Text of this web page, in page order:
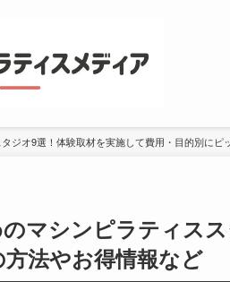
ジオ9選！体験取材を実施して費用・目的別にピ
マシンピラティス
法やお得情報など